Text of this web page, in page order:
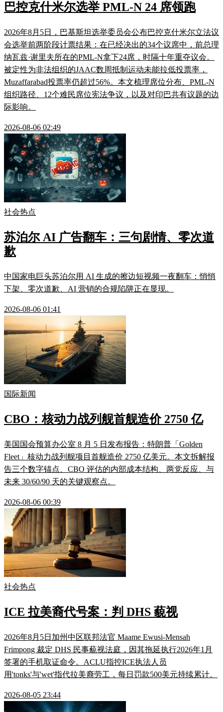
巴控克什米尔选举 PML-N 24 席领跑
2026年8月5日，巴基斯坦选举委员会公布巴控克什米尔立法议
会选举前两阶段计票结果：在已经决出的34个议席中，前总理
纳瓦兹·谢里夫所在的PML-N拿下24席，时隔十年重夺议会。
被定性为非法组织的JAAC数周抵制运动未能拉低投票率，
Muzaffarabad投票率仍超过56%。本文梳理席位分布、PML-N
组织路径、12个难民席位宪法争议，以及对印巴共有议题的边
际影响。
2026-08-06 02:49
社会热点
苏泊尔 AI 广告翻车：三句剧情、零次道
歉
中国家电巨头苏泊尔用 AI 生成的擦边短视频一夜翻车：悄悄
下架、零次道歉、AI 营销的合规陷阱正在显现。
2026-08-06 01:41
国际新闻
CBO：核动力战列舰首舰造价 2750 亿
美国国会预算办公室 8 月 5 日发布报告：特朗普「Golden
Fleet」核动力战列舰项目首舰造价 2750 亿美元。本文拆解报
告三个数字锚点、CBO 评估的内部成本结构、两党反应、与
未来 30/60/90 天的关键观察点。
2026-08-06 00:39
社会热点
ICE 拉美裔代号案：判 DHS 藐视
2026年8月5日加州中区联邦法官 Maame Ewusi-Mensah
Frimpong 裁定 DHS 民事藐视法庭，因其拖延执行2026年1月
签署的手机取证命令。ACLU指控ICE执法人员
用'tonks'与'wet'指代拉美裔劳工，每日罚款500美元持续累计。
2026-08-05 23:44